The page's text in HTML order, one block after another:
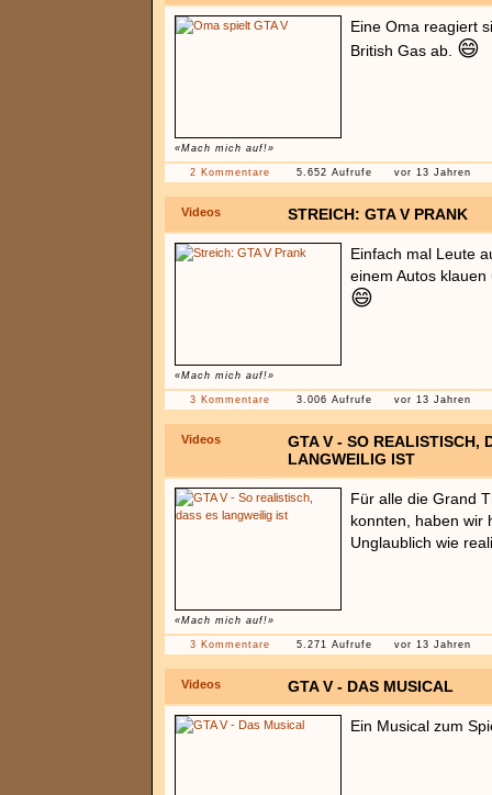
«Mach mich auf!»
Eine Oma reagiert
British Gas ab. 😄
2 Kommentare 5.652 Aufrufe vor 13 Jahren
Videos STREICH: GTA V PRANK
«Mach mich auf!»
Einfach mal Leute
einem Autos
😄
3 Kommentare 3.006 Aufrufe vor 13 Jahren
Videos
GTA V - SO REALISTISCH,
LANGWEILIG IST
«Mach mich auf!»
Für alle die Grand
konnten, haben wir
Unglaublich wie
3 Kommentare 5.271 Aufrufe vor 13 Jahren
Videos GTA V - DAS MUSICAL
Ein Musical zum